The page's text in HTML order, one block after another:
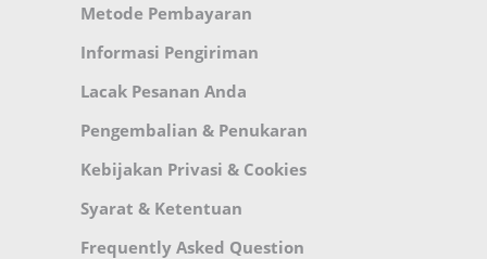
Metode Pembayaran
Informasi Pengiriman
Lacak Pesanan Anda
Pengembalian & Penukaran
Kebijakan Privasi & Cookies
Syarat & Ketentuan
Frequently Asked Question